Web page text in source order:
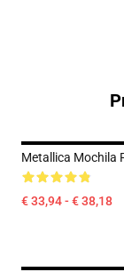
Metallica Mochila
€ 33,94 - € 38,18